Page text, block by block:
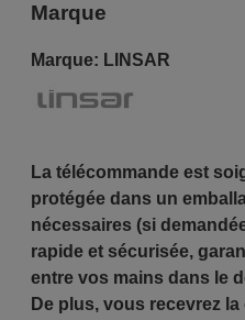
Marque
Marque: LINSAR
La télécommande est
protégée dans un
nécessaires (si
rapide et sécurisée,
entre vos mains dans le
De plus, vous recevrez